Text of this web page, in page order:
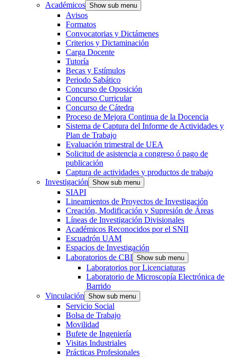
Académicos Show sub menu
Avisos
Formatos
Convocatorias y Dictámenes
Criterios y Dictaminación
Carga Docente
Tutoría
Becas y Estímulos
Periodo Sabático
Concurso de Oposición
Concurso Curricular
Concurso de Cátedra
Proceso de Mejora Continua de la Docencia
Sistema de Captura del Informe de Actividades y
Plan de Trabajo
Evaluación trimestral de UEA
Solicitud de asistencia a congreso ó pago de
publicación
Captura de actividades y productos de trabajo
Investigación Show sub menu
SIAPI
Lineamientos de Proyectos de Investigación
Creación, Modificación y Supresión de Áreas
Líneas de Investigación Divisionales
Académicos Reconocidos por el SNII
Escuadrón UAM
Espacios de Investigación
Laboratorios de CBI Show sub menu
Laboratorios por Licenciaturas
Laboratorio de Microscopía Electrónica de
Barrido
Vinculación Show sub menu
Servicio Social
Bolsa de Trabajo
Movilidad
Bufete de Ingeniería
Visitas Industriales
Prácticas Profesionales